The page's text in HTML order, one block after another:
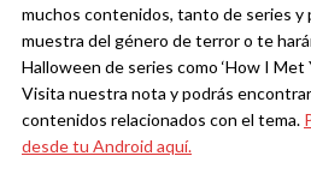
muchos contenidos, tanto de series y
muestra del género de terror o te
Halloween de series como ‘How I Met
Visita nuestra nota y podrás
contenidos relacionados con el tema.
desde tu Android aquí.